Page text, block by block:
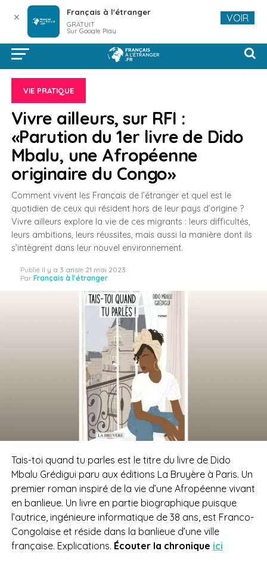
VIE PRATIQUE
Vivre ailleurs, sur RFI :
«Parution du 1er livre de Dido
Mbalu, une Afropéenne
originaire du Congo»
Comment vivent les Français de l’étranger et quel est le
quotidien de ceux qui résident hors de leur pays d’origine ?
Vivre ailleurs explore la vie de ces migrants : leurs difficultés,
leurs ambitions, leurs réussites, mais aussi la manière dont ils
s’intègrent dans leur nouvel environnement.
Publié il y a 3 ansle 21 mai 2023
Par Français à l'étranger
Tais-toi quand tu parles est le titre du livre de Dido
Mbalu Grédigui paru aux éditions La Bruyère à Paris. Un
premier roman inspiré de la vie d’une Afropéenne vivant
en banlieue. Un livre en partie biographique puisque
l’autrice, ingénieure informatique de 38 ans, est Franco-
Congolaise et réside dans la banlieue d’une ville
française. Explications. Écouter la chronique ici
✕ Français à l'étranger
GRATUIT
Sur Google Play
VOIR